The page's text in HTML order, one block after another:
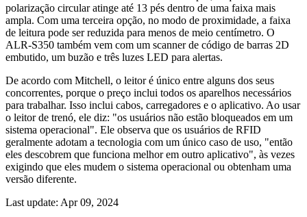
polarização circular atinge até 13 pés dentro de uma faixa mais
ampla. Com uma terceira opção, no modo de proximidade, a faixa
de leitura pode ser reduzida para menos de meio centímetro. O
ALR-S350 também vem com um scanner de código de barras 2D
embutido, um buzão e três luzes LED para alertas.
De acordo com Mitchell, o leitor é único entre alguns dos seus
concorrentes, porque o preço inclui todos os aparelhos necessários
para trabalhar. Isso inclui cabos, carregadores e o aplicativo. Ao usar
o leitor de trenó, ele diz: "os usuários não estão bloqueados em um
sistema operacional". Ele observa que os usuários de RFID
geralmente adotam a tecnologia com um único caso de uso, "então
eles descobrem que funciona melhor em outro aplicativo", às vezes
exigindo que eles mudem o sistema operacional ou obtenham uma
versão diferente.
Last update: Apr 09, 2024